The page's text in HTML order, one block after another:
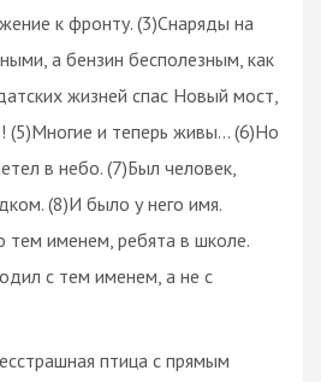
к фронту. (3)Снаряды на
а бензин бесполезным, как
жизней спас Новый мост,
(5)Многие и теперь живы… (6)Но
в небо. (7)Был человек,
(8)И было у него имя.
тем именем, ребята в школе.
с тем именем, а не с
птица с прямым